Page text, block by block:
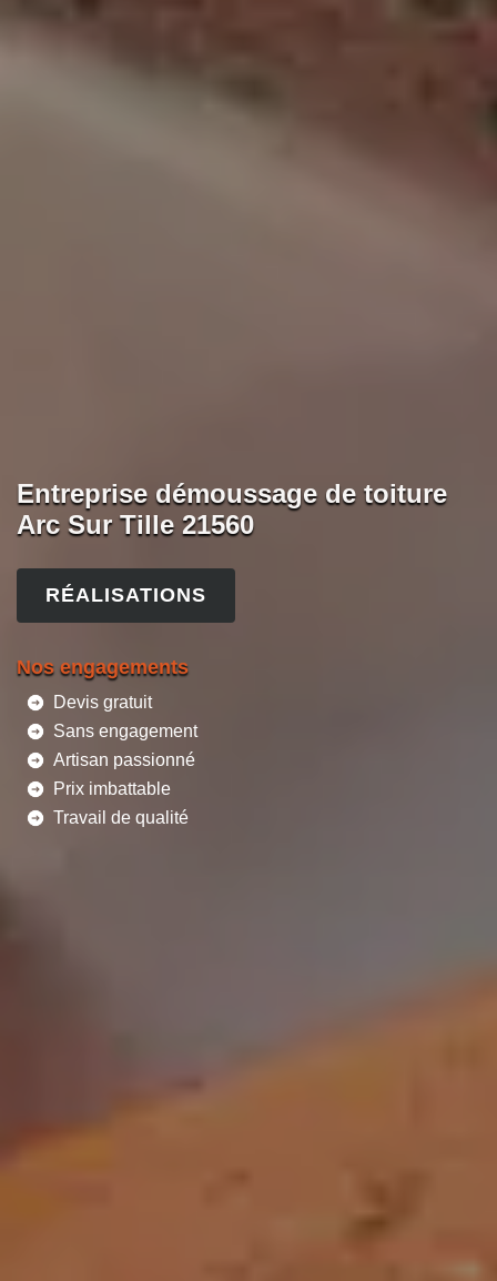
Entreprise démoussage de toiture
Arc Sur Tille 21560
RÉALISATIONS
Nos engagements
Devis gratuit
Sans engagement
Artisan passionné
Prix imbattable
Travail de qualité